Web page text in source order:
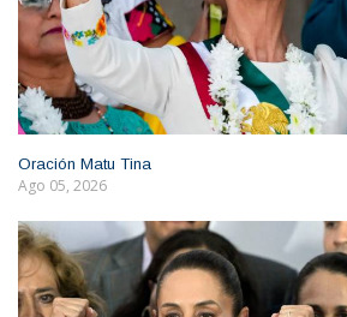
Oración Matu Tina
Ago 05, 2026